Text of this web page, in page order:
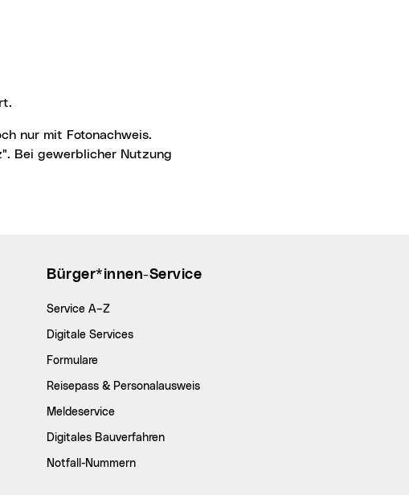
Bei gewerblicher Nutzung
Bürger*innen-Service
Service A–Z
Digitale Services
Formulare
Reisepass & Personalausweis
Meldeservice
Digitales Bauverfahren
Notfall-Nummern